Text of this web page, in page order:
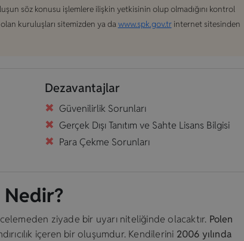
söz konusu işlemlere ilişkin yetkisinin olup olmadığını kontrol
olan kuruluşları sitemizden ya da www.spk.gov.trinternet sitesinden
Dezavantajlar
Güvenilirlik Sorunları
Gerçek Dışı Tanıtım ve Sahte Lisans Bilgisi
Para Çekme Sorunları
ziyade bir uyarı niteliğinde olacaktır. Polen
içeren bir oluşumdur. Kendilerini 2006 yılında